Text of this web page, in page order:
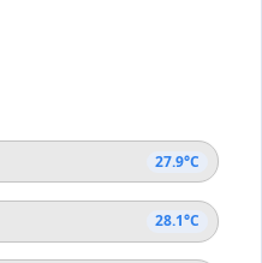
27.9°C
28.1°C